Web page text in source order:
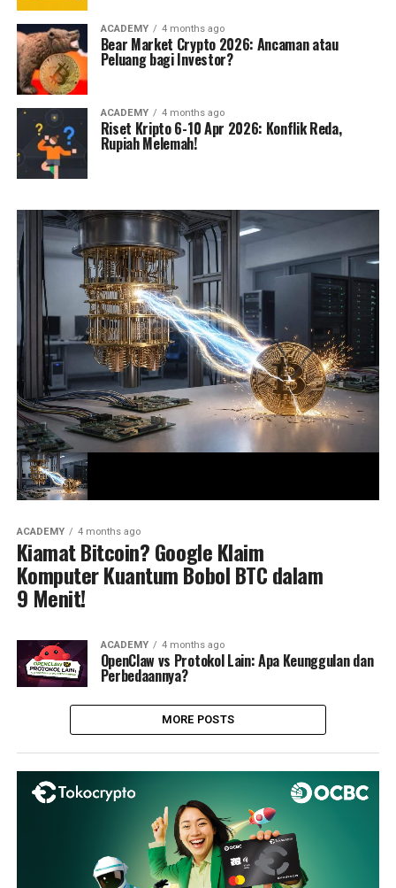
ACADEMY 4 months ago
Bear Market Crypto 2026: Ancaman atau
Peluang bagi Investor?
ACADEMY 4 months ago
Riset Kripto 6-10 Apr 2026: Konflik Reda,
Rupiah Melemah!
ACADEMY 4 months ago
Kiamat Bitcoin? Google Klaim
Komputer Kuantum Bobol BTC dalam
9 Menit!
ACADEMY 4 months ago
OpenClaw vs Protokol Lain: Apa Keunggulan dan
Perbedaannya?
MORE POSTS